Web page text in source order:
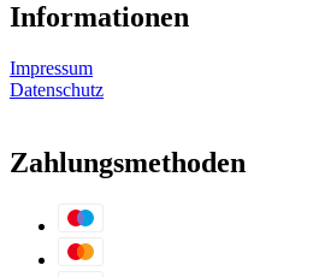
Informationen
Impressum
Datenschutz
Zahlungsmethoden